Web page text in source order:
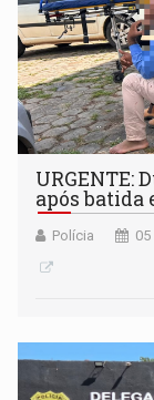
URGENTE:
após batida
Polícia